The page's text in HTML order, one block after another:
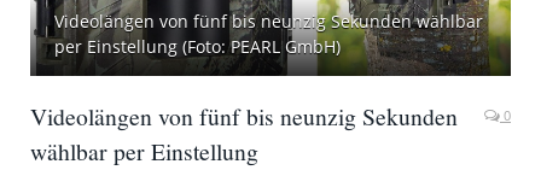
Videolängen von fünf bis neunzig Sekunden wählbar
per Einstellung (Foto: PEARL GmbH)
Videolängen von fünf bis neunzig Sekunden
wählbar per Einstellung
0